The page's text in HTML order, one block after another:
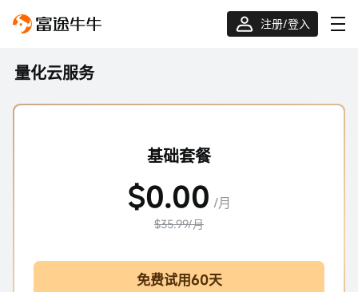
注册/登入
量化云服务
基础套餐
$0.00 /月
$35.99/月
免费试用60天